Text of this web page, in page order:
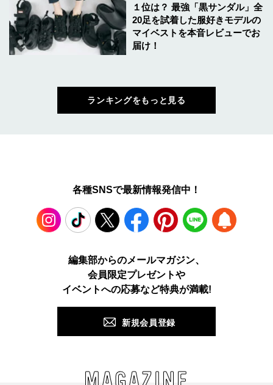
１位は？ 最強「黒サンダル」全
20足を試着した服好きモデルの
マイベストを本音レビューでお
届け！
ランキングをもっと見る
各種SNSで最新情報発信中！
TikTok Facebook Pinterest LINE
編集部からのメールマガジン、
会員限定プレゼントや
イベントへの応募など特典が満載!
新規会員登録